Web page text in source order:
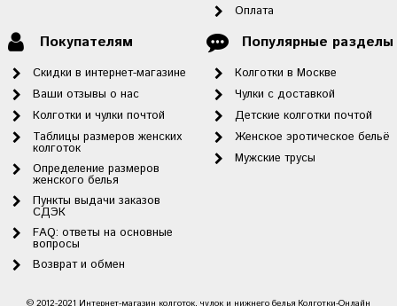
Оплата
Покупателям
Скидки в интернет-магазине
Ваши отзывы о нас
Колготки и чулки почтой
Таблицы размеров женских
колготок
Определение размеров
женского белья
Пункты выдачи заказов
СДЭК
FAQ: ответы на основные
вопросы
Возврат и обмен
Популярные разделы
Колготки в Москве
Чулки с доставкой
Детские колготки почтой
Женское эротическое бельё
Мужские трусы
© 2012-2021 Интернет-магазин колготок, чулок и нижнего белья Колготки-Онлайн